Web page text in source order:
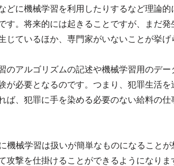
どに機械学習を利用したりするなど理論
す。将来的には起きることですが、まだ
じているほか、専門家がいないことが挙げ
のアルゴリズムの記述や機械学習用のデ
が必要となるのです。つまり、犯罪生活
ば、犯罪に手を染める必要のない給料の
機械学習は扱いが簡単なものになること
攻撃を仕掛けることができるようになり